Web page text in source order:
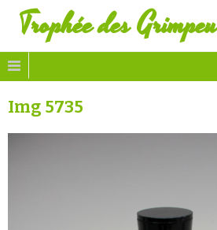
Trophée des
Img 5735